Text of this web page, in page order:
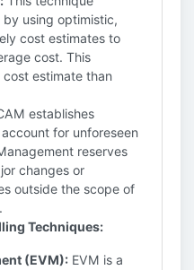
using optimistic,
cost estimates to
cost. This
estimate than
establishes
for unforeseen
reserves
changes or
outside the scope of
Techniques:
(EVM): EVM is a